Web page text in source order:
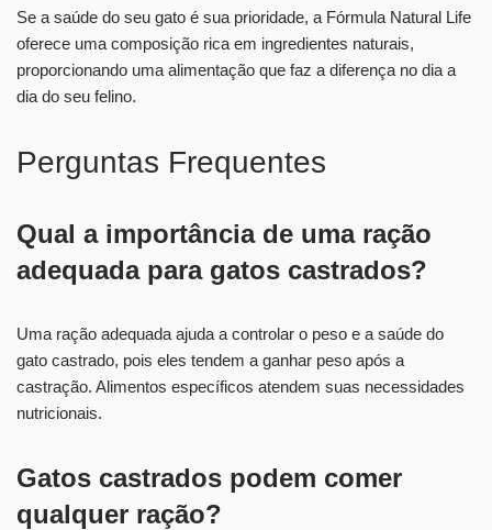
Se a saúde do seu gato é sua prioridade, a Fórmula Natural Life
oferece uma composição rica em ingredientes naturais,
proporcionando uma alimentação que faz a diferença no dia a
dia do seu felino.
Perguntas Frequentes
Qual a importância de uma ração
adequada para gatos castrados?
Uma ração adequada ajuda a controlar o peso e a saúde do
gato castrado, pois eles tendem a ganhar peso após a
castração. Alimentos específicos atendem suas necessidades
nutricionais.
Gatos castrados podem comer
qualquer ração?